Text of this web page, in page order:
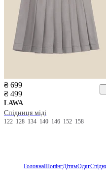
₴ 699
₴ 499
LAWA
Спідниця міді
122 128 134 140 146 152 158
ГоловнаШопінгДітямОдяг